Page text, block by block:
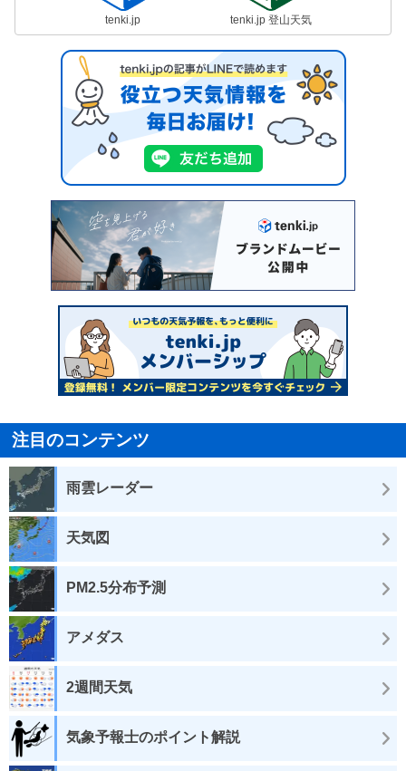
tenki.jp tenki.jp 登山天気
注目のコンテンツ
雨雲レーダー
天気図
PM2.5分布予測
アメダス
2週間天気
気象予報士のポイント解説